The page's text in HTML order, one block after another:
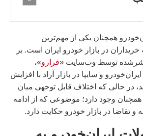
همچنان یکی از مهم‌ترین
در بازار خودرو ایران است. بر
توسط وب‌سایت «فرارو»،
و سایپا در بازار آزاد با افزایش
در حالی که اختلاف قابل توجهی میان
همچنان وجود دارد؛ موضوعی که از ادامه
و تقاضا در بازار خودرو حکایت دارد.